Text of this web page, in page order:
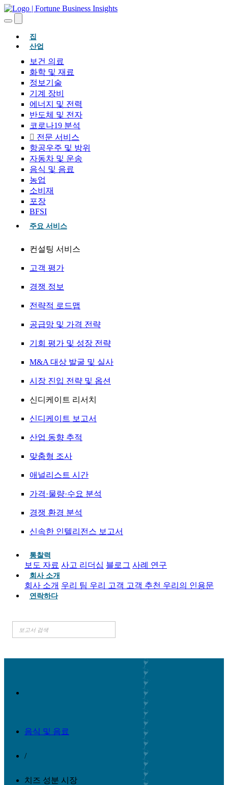
집(현재의)
산업
보건 의료
화학 및 재료
정보기술
기계 장비
에너지 및 전력
반도체 및 전자
코로나19 분석
전문 서비스
항공우주 및 방위
자동차 및 운송
음식 및 음료
농업
소비재
포장
BFSI
주요 서비스
컨설팅 서비스
고객 평가
경쟁 정보
전략적 로드맵
공급망 및 가격 전략
기회 평가 및 성장 전략
M&A 대상 발굴 및 실사
시장 진입 전략 및 옵션
신디케이트 리서치
신디케이트 보고서
산업 동향 추적
맞춤형 조사
애널리스트 시간
가격·물량·수요 분석
경쟁 환경 분석
신속한 인텔리전스 보고서
통찰력
보도 자료 사고 리더십 블로그 사례 연구
회사 소개
회사 소개 우리 팀 우리 고객 고객 추천 우리의 인용문
연락하다
음식 및 음료
/
치즈 성분 시장